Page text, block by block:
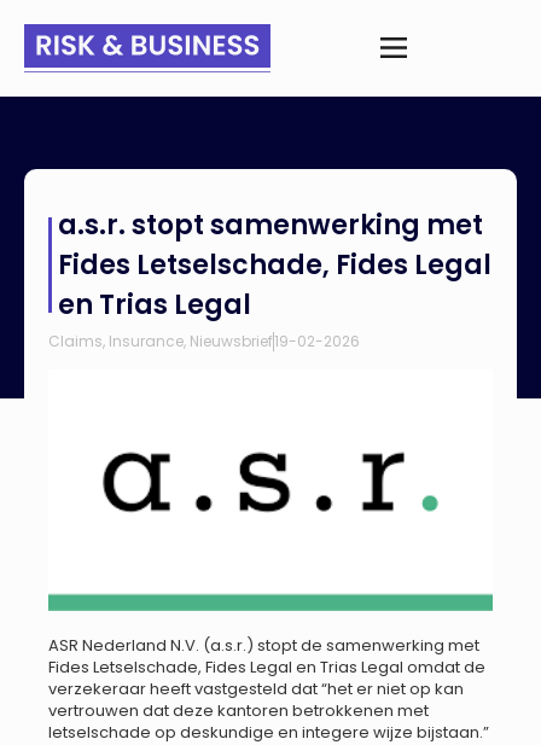
Letselschade, Fides Legal en Trias Legal
a.s.r. stopt samenwerking met
Fides Letselschade, Fides Legal
en Trias Legal
Claims, Insurance, Nieuwsbrief19-02-2026
ASR Nederland N.V. (a.s.r.) stopt de samenwerking met
Fides Letselschade, Fides Legal en Trias Legal omdat de
verzekeraar heeft vastgesteld dat “het er niet op kan
vertrouwen dat deze kantoren betrokkenen met
letselschade op deskundige en integere wijze bijstaan.”